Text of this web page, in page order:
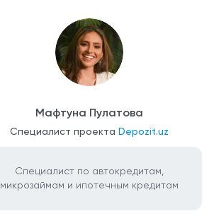
Мафтуна Пулатова
Специалист проекта Depozit.uz
Специалист по автокредитам,
микрозаймам и ипотечным кредитам